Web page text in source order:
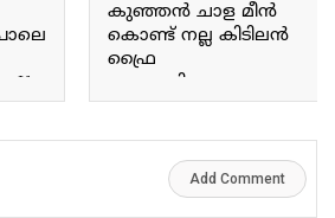
If
and
കുഞ്ഞൻ ചാള മീൻ
കൊണ്ട് നല്ല കിടിലൻ
ഫ്രൈ
ഉണ്ടാക്കിയെടുക്കാം
You can make a fantastic
Add Comment